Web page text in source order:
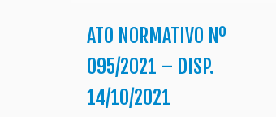
para a distribuição e tramitação do
Habeas Corpus no Egrégio Tribunal
de Justiça. O EXCELENTÍSSIMO
SENHOR DESEMBARGADOR […]
ATO NORMATIVO Nº
095/2021 – DISP.
14/10/2021